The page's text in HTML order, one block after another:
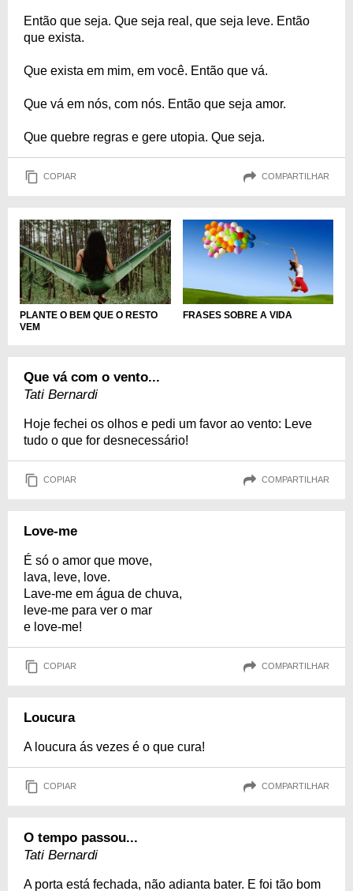
Então que seja. Que seja real, que seja leve. Então
que exista.
Que exista em mim, em você. Então que vá.
Que vá em nós, com nós. Então que seja amor.
Que quebre regras e gere utopia. Que seja.
COPIAR COMPARTILHAR
PLANTE O BEM QUE O RESTO
VEM
FRASES SOBRE A VIDA
Que vá com o vento...
Tati Bernardi
Hoje fechei os olhos e pedi um favor ao vento: Leve
tudo o que for desnecessário!
COPIAR COMPARTILHAR
Love-me
É só o amor que move,
lava, leve, love.
Lave-me em água de chuva,
leve-me para ver o mar
e love-me!
COPIAR COMPARTILHAR
Loucura
A loucura ás vezes é o que cura!
COPIAR COMPARTILHAR
O tempo passou...
Tati Bernardi
A porta está fechada, não adianta bater. E foi tão bom